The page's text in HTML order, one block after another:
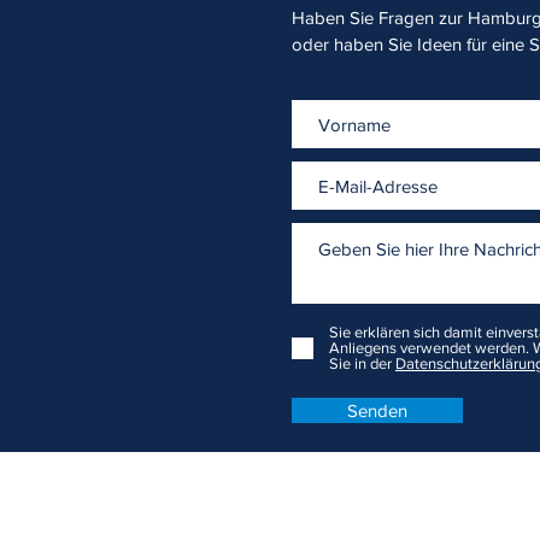
Haben Sie Fragen zur
oder haben Sie Ideen für eine
Sie erklären sich damit
Anliegens verwendet werden.
Sie in der
Senden